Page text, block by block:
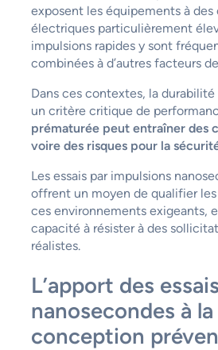
exposent les équipements à
électriques particulièrement
impulsions rapides y sont
combinées à d’autres facteurs
Dans ces contextes, la
un critère critique de
prématurée peut entraîner des
voire des risques pour la
Les essais par impulsions
offrent un moyen de qualifier
ces environnements exigeants,
capacité à résister à des
réalistes.
L’apport des essais
nanosecondes à la
conception